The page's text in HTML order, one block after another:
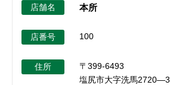
JAネットバンクトップ
メリット
店舗名 本所
店番号 100
住所
〒399-6493
塩尻市大字洗馬2720―3